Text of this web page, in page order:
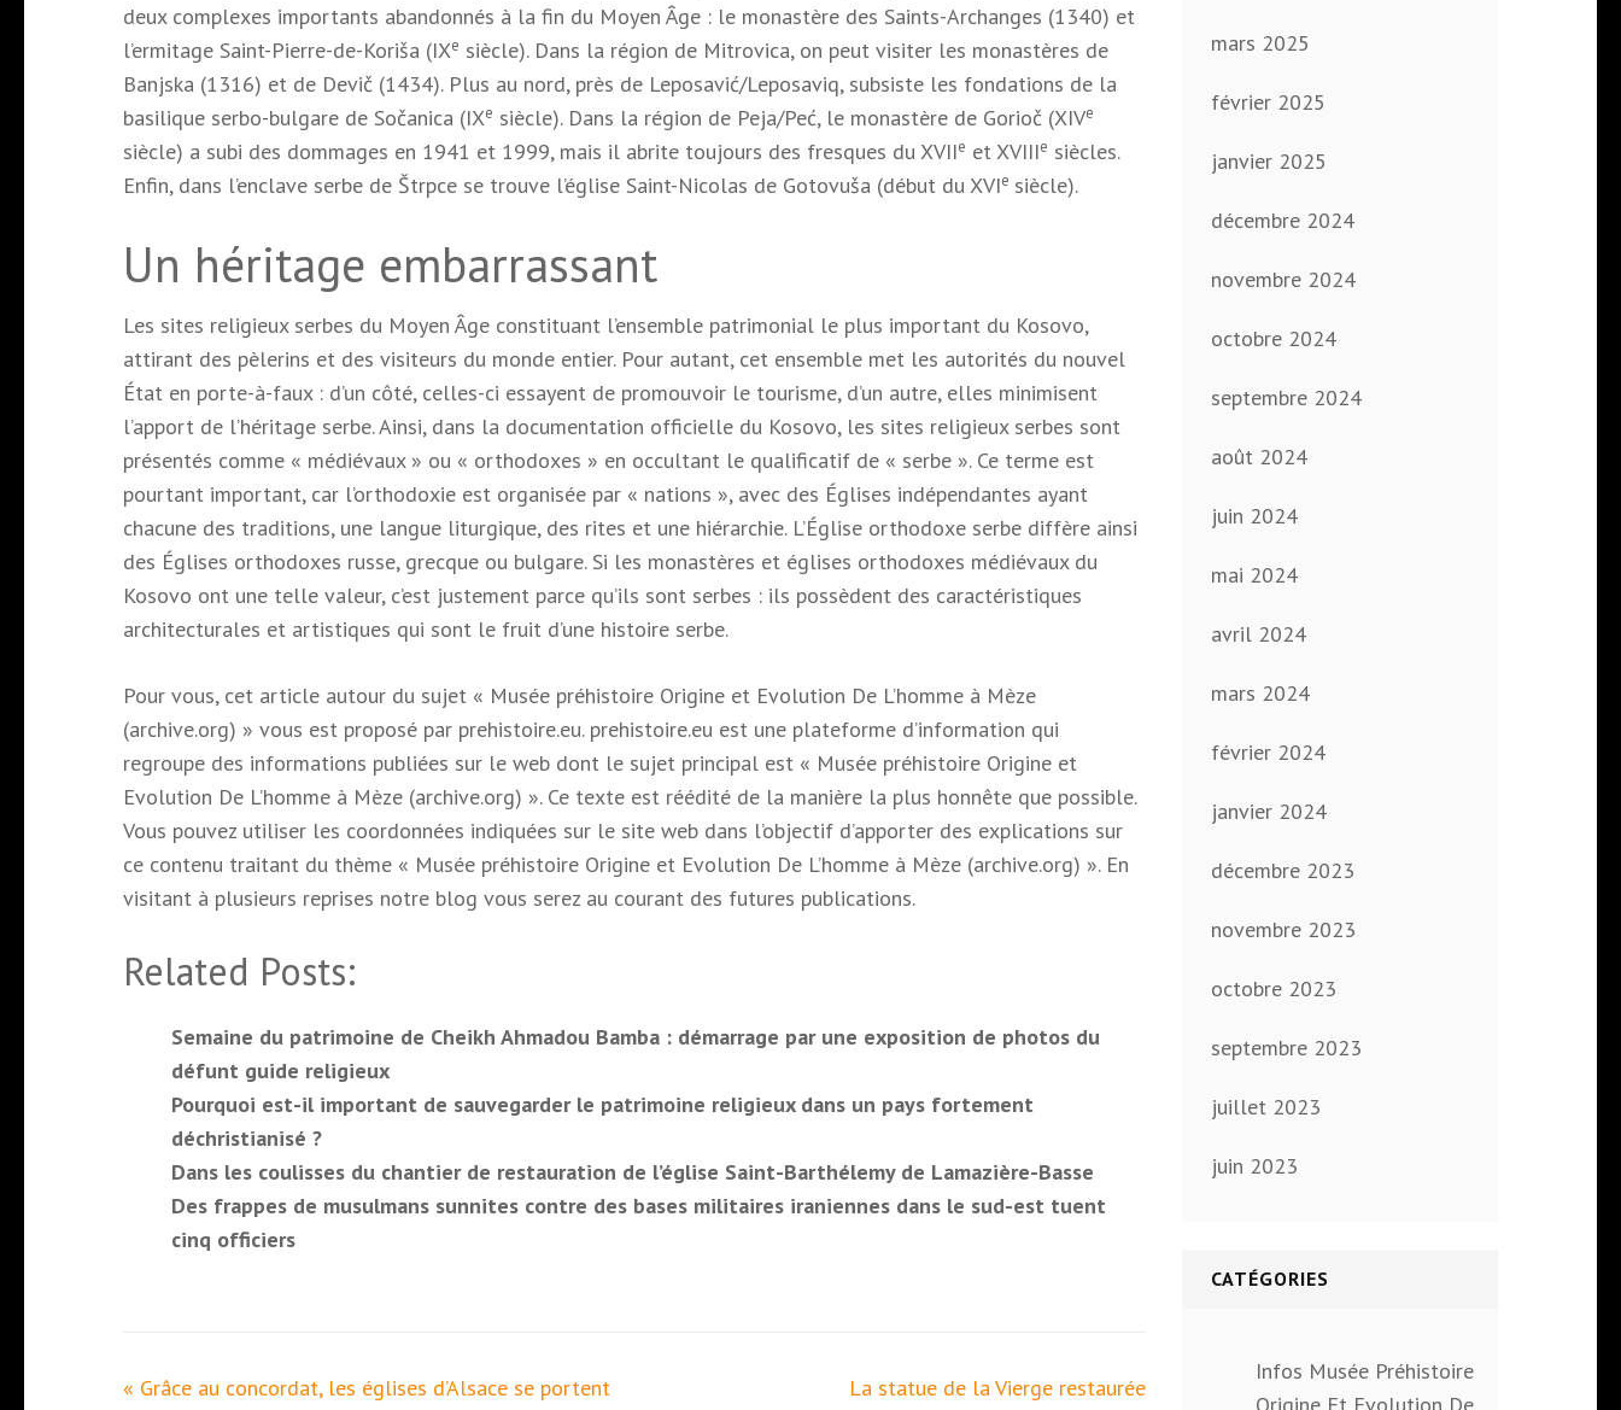
deux complexes importants abandonnés à la fin du Moyen Âge : le monastère des Saints-Archanges (1340) et
l’ermitage Saint-Pierre-de-Koriša (IXe siècle). Dans la région de Mitrovica, on peut visiter les monastères de
Banjska (1316) et de Devič (1434). Plus au nord, près de Leposavić/Leposaviq, subsiste les fondations de la
basilique serbo-bulgare de Sočanica (IXe siècle). Dans la région de Peja/Peć, le monastère de Gorioč (XIVe
siècle) a subi des dommages en 1941 et 1999, mais il abrite toujours des fresques du XVIIe et XVIIIe siècles.
Enfin, dans l’enclave serbe de Štrpce se trouve l’église Saint-Nicolas de Gotovuša (début du XVIe siècle).
Un héritage embarrassant
Les sites religieux serbes du Moyen Âge constituant l’ensemble patrimonial le plus important du Kosovo,
attirant des pèlerins et des visiteurs du monde entier. Pour autant, cet ensemble met les autorités du nouvel
État en porte-à-faux : d’un côté, celles-ci essayent de promouvoir le tourisme, d’un autre, elles minimisent
l’apport de l’héritage serbe. Ainsi, dans la documentation officielle du Kosovo, les sites religieux serbes sont
présentés comme « médiévaux » ou « orthodoxes » en occultant le qualificatif de « serbe ». Ce terme est
pourtant important, car l’orthodoxie est organisée par « nations », avec des Églises indépendantes ayant
chacune des traditions, une langue liturgique, des rites et une hiérarchie. L’Église orthodoxe serbe diffère ainsi
des Églises orthodoxes russe, grecque ou bulgare. Si les monastères et églises orthodoxes médiévaux du
Kosovo ont une telle valeur, c’est justement parce qu’ils sont serbes : ils possèdent des caractéristiques
architecturales et artistiques qui sont le fruit d’une histoire serbe.
Pour vous, cet article autour du sujet « Musée préhistoire Origine et Evolution De L’homme à Mèze
(archive.org) » vous est proposé par prehistoire.eu. prehistoire.eu est une plateforme d’information qui
regroupe des informations publiées sur le web dont le sujet principal est « Musée préhistoire Origine et
Evolution De L’homme à Mèze (archive.org) ». Ce texte est réédité de la manière la plus honnête que possible.
Vous pouvez utiliser les coordonnées indiquées sur le site web dans l’objectif d’apporter des explications sur
ce contenu traitant du thème « Musée préhistoire Origine et Evolution De L’homme à Mèze (archive.org) ». En
visitant à plusieurs reprises notre blog vous serez au courant des futures publications.
Related Posts:
Semaine du patrimoine de Cheikh Ahmadou Bamba : démarrage par une exposition de photos du
défunt guide religieux
Pourquoi est-il important de sauvegarder le patrimoine religieux dans un pays fortement
déchristianisé ?
Dans les coulisses du chantier de restauration de l’église Saint-Barthélemy de Lamazière-Basse
Des frappes de musulmans sunnites contre des bases militaires iraniennes dans le sud-est tuent
cinq officiers
Navigation
« Grâce au concordat, les églises d’Alsace se portent
La statue de la Vierge restaurée
mars 2025
février 2025
janvier 2025
décembre 2024
novembre 2024
octobre 2024
septembre 2024
août 2024
juin 2024
mai 2024
avril 2024
mars 2024
février 2024
janvier 2024
décembre 2023
novembre 2023
octobre 2023
septembre 2023
juillet 2023
juin 2023
CATÉGORIES
Infos Musée Préhistoire